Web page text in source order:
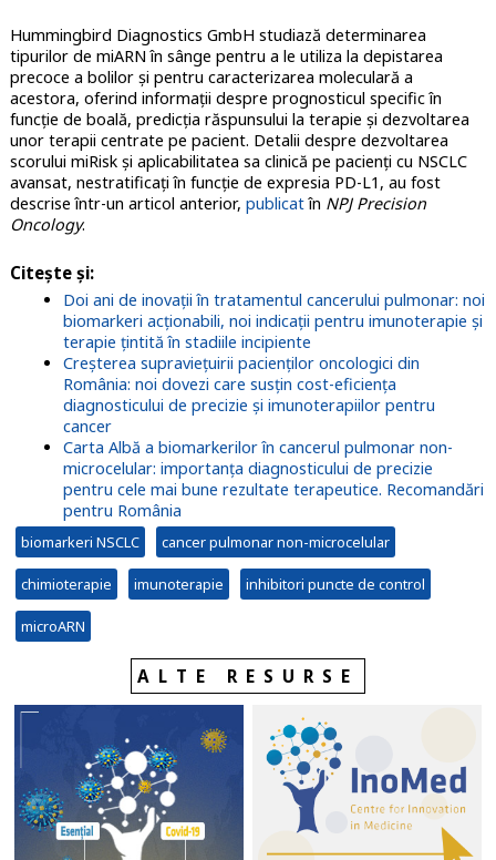
Hummingbird Diagnostics GmbH studiază determinarea
tipurilor de miARN în sânge pentru a le utiliza la depistarea
precoce a bolilor și pentru caracterizarea moleculară a
acestora, oferind informaţii despre prognosticul specific în
funcție de boală, predicția răspunsului la terapie și dezvoltarea
unor terapii centrate pe pacient. Detalii despre dezvoltarea
scorului miRisk şi aplicabilitatea sa clinică pe pacienţi cu NSCLC
avansat, nestratificaţi în funcţie de expresia PD-L1, au fost
descrise într-un articol anterior, publicatîn NPJ Precision
Oncology.
Citeşte şi:
Doi ani de inovații în tratamentul cancerului pulmonar: noi
biomarkeri acționabili, noi indicații pentru imunoterapie și
terapie țintită în stadiile incipiente
Creșterea supraviețuirii pacienților oncologici din
România: noi dovezi care susțin cost-eficiența
diagnosticului de precizie și imunoterapiilor pentru
cancer
Carta Albă a biomarkerilor în cancerul pulmonar non-
microcelular: importanța diagnosticului de precizie
pentru cele mai bune rezultate terapeutice. Recomandări
pentru România
biomarkeri NSCLC cancer pulmonar non-microcelular
chimioterapie imunoterapie inhibitori puncte de control
microARN
ALTE RESURSE